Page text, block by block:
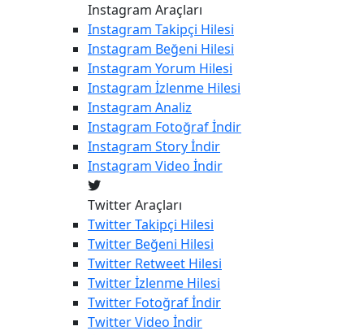
Instagram Araçları
Instagram Takipçi Hilesi
Instagram Beğeni Hilesi
Instagram Yorum Hilesi
Instagram İzlenme Hilesi
Instagram Analiz
Instagram Fotoğraf İndir
Instagram Story İndir
Instagram Video İndir
Twitter Araçları
TwitterTakipçi Hilesi
Twitter Beğeni Hilesi
Twitter Retweet Hilesi
Twitterİzlenme Hilesi
Twitter Fotoğraf İndir
TwitterVideo İndir